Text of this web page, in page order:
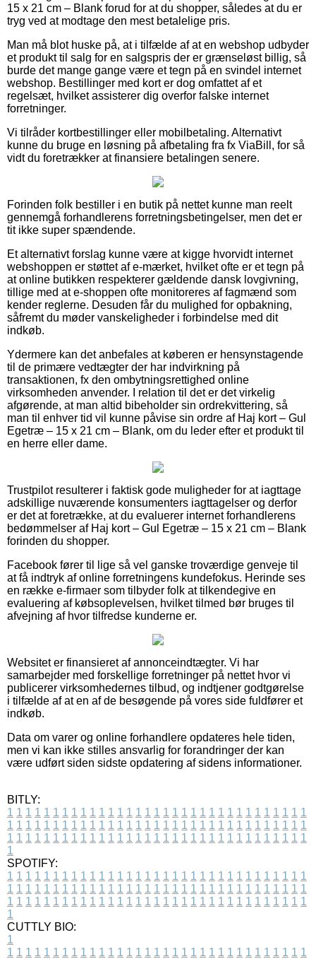
15 x 21 cm – Blank forud for at du shopper, således at du er
tryg ved at modtage den mest betalelige pris.
Man må blot huske på, at i tilfælde af at en webshop udbyder
et produkt til salg for en salgspris der er grænseløst billig, så
burde det mange gange være et tegn på en svindel internet
webshop. Bestillinger med kort er dog omfattet af et
regelsæt, hvilket assisterer dig overfor falske internet
forretninger.
Vi tilråder kortbestillinger eller mobilbetaling. Alternativt
kunne du bruge en løsning på afbetaling fra fx ViaBill, for så
vidt du foretrækker at finansiere betalingen senere.
Forinden folk bestiller i en butik på nettet kunne man reelt
gennemgå forhandlerens forretningsbetingelser, men det er
tit ikke super spændende.
Et alternativt forslag kunne være at kigge hvorvidt internet
webshoppen er støttet af e-mærket, hvilket ofte er et tegn på
at online butikken respekterer gældende dansk lovgivning,
tillige med at e-shoppen ofte monitoreres af fagmænd som
kender reglerne. Desuden får du mulighed for opbakning,
såfremt du møder vanskeligheder i forbindelse med dit
indkøb.
Ydermere kan det anbefales at køberen er hensynstagende
til de primære vedtægter der har indvirkning på
transaktionen, fx den ombytningsrettighed online
virksomheden anvender. I relation til det er det virkelig
afgørende, at man altid bibeholder sin ordrekvittering, så
man til enhver tid vil kunne påvise sin ordre af Haj kort – Gul
Egetræ – 15 x 21 cm – Blank, om du leder efter et produkt til
en herre eller dame.
Trustpilot resulterer i faktisk gode muligheder for at iagttage
adskillige nuværende konsumenters iagttagelser og derfor
er det at foretrække, at du evaluerer internet forhandlerens
bedømmelser af Haj kort – Gul Egetræ – 15 x 21 cm – Blank
forinden du shopper.
Facebook fører til lige så vel ganske troværdige genveje til
at få indtryk af online forretningens kundefokus. Herinde ses
en række e-firmaer som tilbyder folk at tilkendegive en
evaluering af købsoplevelsen, hvilket tilmed bør bruges til
afvejning af hvor tilfredse kunderne er.
Websitet er finansieret af annonceindtægter. Vi har
samarbejder med forskellige forretninger på nettet hvor vi
publicerer virksomhedernes tilbud, og indtjener godtgørelse
i tilfælde af at en af de besøgende på vores side fuldfører et
indkøb.
Data om varer og online forhandlere opdateres hele tiden,
men vi kan ikke stilles ansvarlig for forandringer der kan
være udført siden sidste opdatering af sidens informationer.
BITLY:
1 1 1 1 1 1 1 1 1 1 1 1 1 1 1 1 1 1 1 1 1 1 1 1 1 1 1 1 1 1 1 1 1
1 1 1 1 1 1 1 1 1 1 1 1 1 1 1 1 1 1 1 1 1 1 1 1 1 1 1 1 1 1 1 1 1
1 1 1 1 1 1 1 1 1 1 1 1 1 1 1 1 1 1 1 1 1 1 1 1 1 1 1 1 1 1 1 1 1
1
SPOTIFY:
1 1 1 1 1 1 1 1 1 1 1 1 1 1 1 1 1 1 1 1 1 1 1 1 1 1 1 1 1 1 1 1 1
1 1 1 1 1 1 1 1 1 1 1 1 1 1 1 1 1 1 1 1 1 1 1 1 1 1 1 1 1 1 1 1 1
1 1 1 1 1 1 1 1 1 1 1 1 1 1 1 1 1 1 1 1 1 1 1 1 1 1 1 1 1 1 1 1 1
1
CUTTLY BIO:
1
1 1 1 1 1 1 1 1 1 1 1 1 1 1 1 1 1 1 1 1 1 1 1 1 1 1 1 1 1 1 1 1 1